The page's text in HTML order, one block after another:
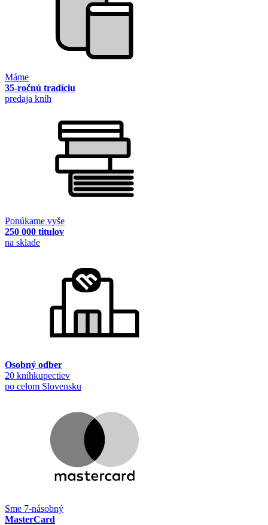
Máme
35-ročnú tradíciu
predaja kníh
Ponúkame vyše
250 000 titulov
na sklade
Osobný odber
20 kníhkupectiev
po celom Slovensku
Sme 7-násobný
MasterCard